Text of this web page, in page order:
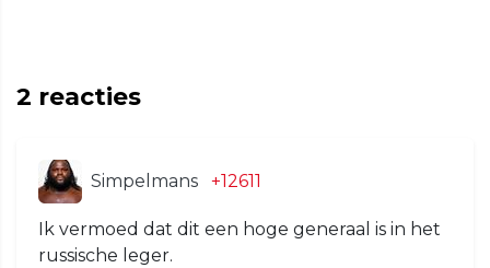
2 reacties
Simpelmans +12611
Ik vermoed dat dit een hoge generaal is in het
russische leger.